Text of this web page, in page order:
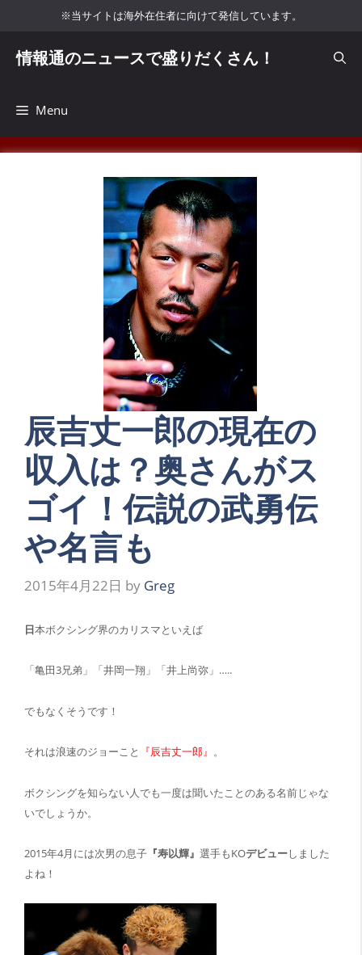
キ
※当サイトは海外在住者に向けて発信しています。
情報通のニュースで盛りだくさん！
Menu
辰吉丈一郎の現在の
収入は？奥さんがス
ゴイ！伝説の武勇伝
や名言も
2015年4月22日 by Greg
日本ボクシング界のカリスマといえば
「亀田3兄弟」「井岡一翔」「井上尚弥」…..
でもなくそうです！
それは浪速のジョーこと 『辰吉丈一郎』 。
ボクシングを知らない人でも一度は聞いたことのある名前じゃな
いでしょうか。
2015年4月には次男の息子 『寿以輝』 選手もKOデビューしました
よね！